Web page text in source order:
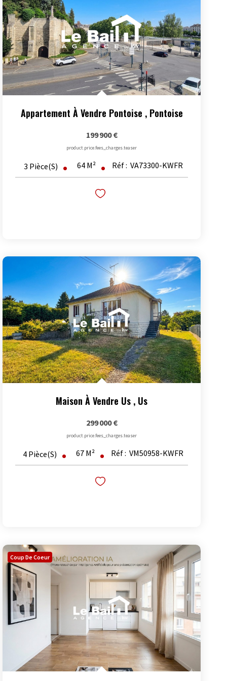
Appartement À Vendre Pontoise , Pontoise
199 900 €
product.price.fees_charges.teaser
3 Pièce(s) 64 M² Réf : VA73300-KWFR
Maison À Vendre Us , Us
299 000 €
product.price.fees_charges.teaser
4 Pièce(s) 67 M² Réf : VM50958-KWFR
Coup De Coeur